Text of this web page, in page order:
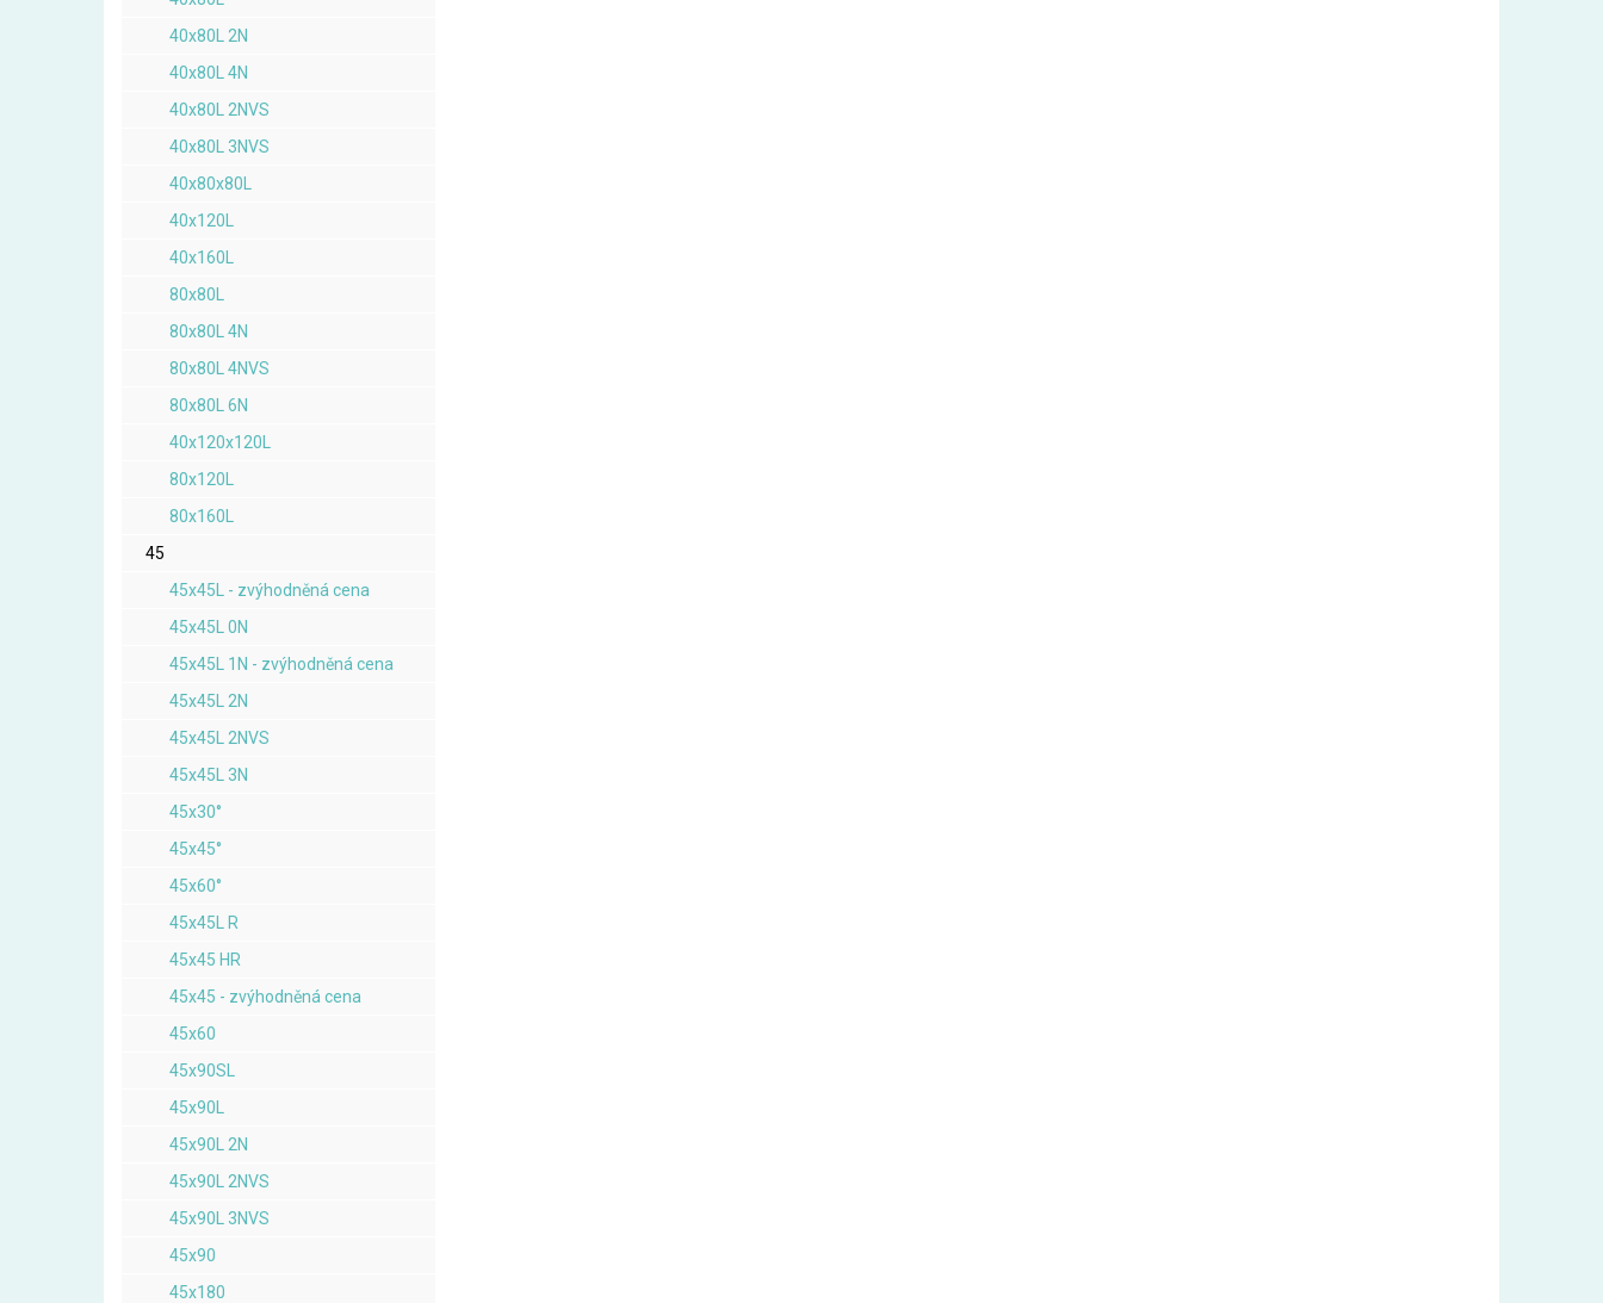
40x80L 2N
40x80L 4N
40x80L 2NVS
40x80L 3NVS
40x80x80L
40x120L
40x160L
80x80L
80x80L 4N
80x80L 4NVS
80x80L 6N
40x120x120L
80x120L
80x160L
45
45x45L - zvýhodněná cena
45x45L 0N
45x45L 1N - zvýhodněná cena
45x45L 2N
45x45L 2NVS
45x45L 3N
45x30°
45x45°
45x60°
45x45L R
45x45 HR
45x45 - zvýhodněná cena
45x60
45x90SL
45x90L
45x90L 2N
45x90L 2NVS
45x90L 3NVS
45x90
45x180